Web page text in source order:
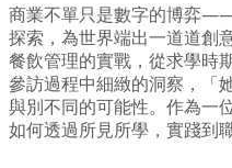
商業不單只是數字的博弈
探索，為世界端出一道道創
餐飲管理的實戰，從求學時
參訪過程中細緻的洞察，「
與別不同的可能性。作為一
如何透過所見所學，實踐到